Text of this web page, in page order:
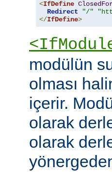
<IfDefine
Redirect
"/"
</IfDefine>
modülün
olması
içerir.
olarak
olarak